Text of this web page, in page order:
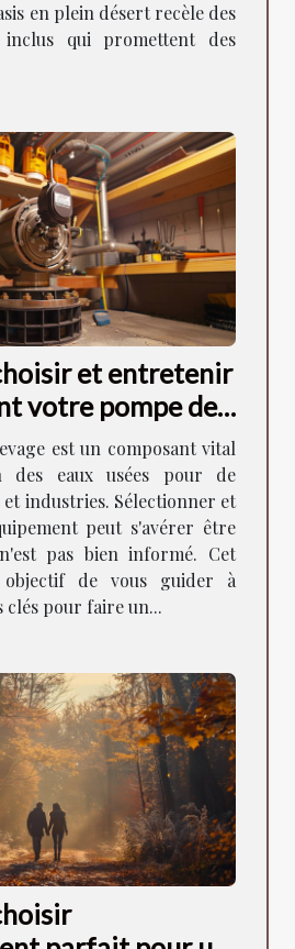
en plein désert recèle des
inclus qui promettent des
et entretenir
votre pompe de
est un composant vital
des eaux usées pour de
industries. Sélectionner et
peut s'avérer être
pas bien informé. Cet
de vous guider à
clés pour faire un...